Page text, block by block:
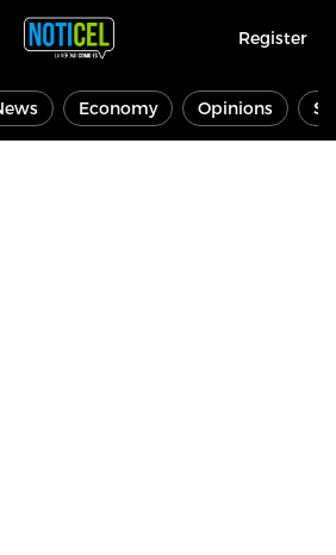
Register
Economy Opinions